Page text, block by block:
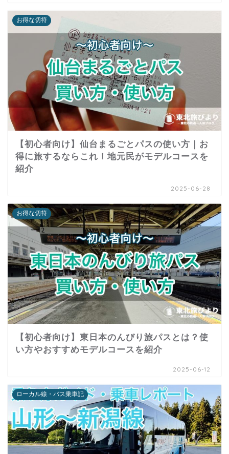
お得な切符
【初心者向け】仙台まるごとパスの使い方｜お
得に旅するならこれ！地元民がモデルコースを
紹介
2025-06-28
お得な切符
【初心者向け】東日本のんびり旅パスとは？使
い方やおすすめモデルコースを紹介
2025-06-12
ローカル線・バス乗車記